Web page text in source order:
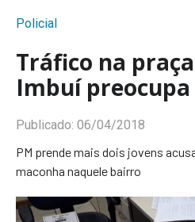
Policial
Tráfico na
Imbuí
Publicado: 06/04/2018
PM prende mais dois jovens
maconha naquele bairro